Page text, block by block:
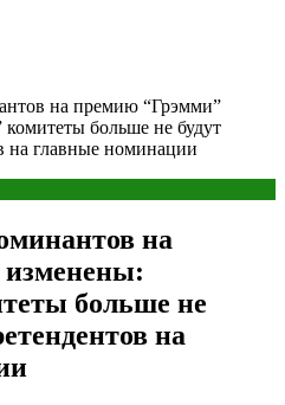
на премию “Грэмми”
больше не будут
на главные номинации
на
больше не
на